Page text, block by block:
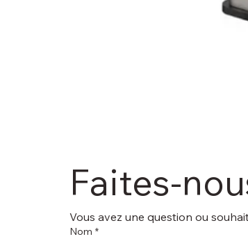
Faites-
Vous avez une question ou
Nom *